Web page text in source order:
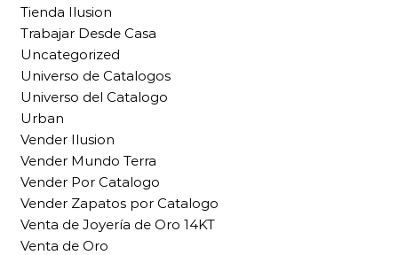
Tienda Ilusion
Trabajar Desde Casa
Uncategorized
Universo de Catalogos
Universo del Catalogo
Urban
Vender Ilusion
Vender Mundo Terra
Vender Por Catalogo
Vender Zapatos por Catalogo
Venta de Joyería de Oro 14KT
Venta de Oro